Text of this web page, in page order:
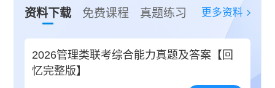
资料下载 免费课程 真题练习 更多资料
2026管理类联考综合能力真题及答案【回
忆完整版】